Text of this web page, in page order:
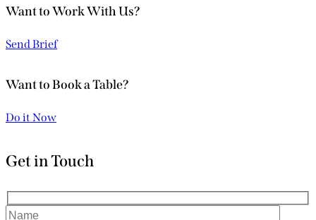
Want to Work With Us?
Send Brief
Want to Book a Table?
Do it Now
Get in Touch